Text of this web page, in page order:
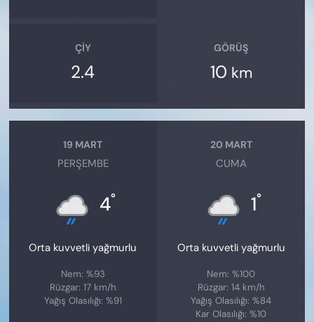
ÇIY
2.4
GÖRÜŞ
10 km
19 MART
PERŞEMBE
4°
Orta kuvvetli yağmurlu
Nem: %93
Rüzgar: 17 km/h
Yağış Olasılığı: %91
20 MART
CUMA
1°
Orta kuvvetli yağmurlu
Nem: %100
Rüzgar: 14 km/h
Yağış Olasılığı: %84
Kar Olasılığı: %10